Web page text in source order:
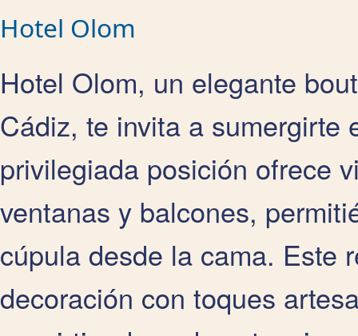
Hotel Olom
Hotel Olom, un elegante
Cádiz, te invita a sumergirte
privilegiada posición ofrece
ventanas y balcones,
cúpula desde la cama. Este
decoración con toques